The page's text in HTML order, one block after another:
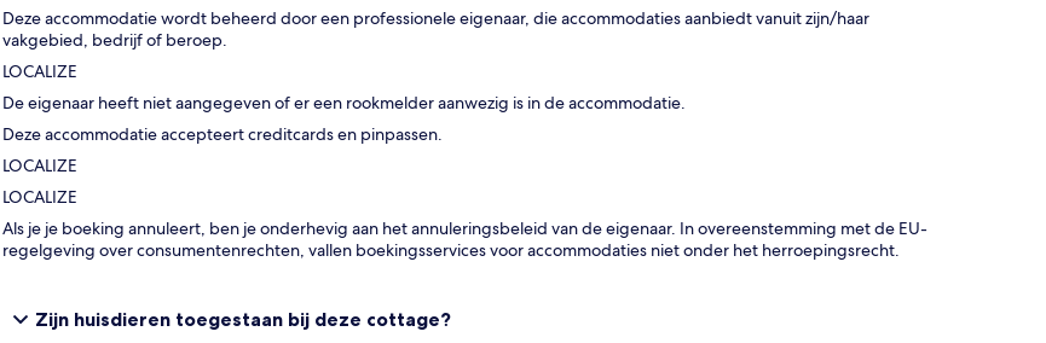
Deze accommodatie wordt beheerd door een professionele eigenaar, die accommodaties aanbiedt vanuit zijn/haar
vakgebied, bedrijf of beroep.
LOCALIZE
De eigenaar heeft niet aangegeven of er een rookmelder aanwezig is in de accommodatie.
Deze accommodatie accepteert creditcards en pinpassen.
LOCALIZE
LOCALIZE
Als je je boeking annuleert, ben je onderhevig aan het annuleringsbeleid van de eigenaar. In overeenstemming met de EU-
regelgeving over consumentenrechten, vallen boekingsservices voor accommodaties niet onder het herroepingsrecht.
Zijn huisdieren toegestaan bij deze cottage?